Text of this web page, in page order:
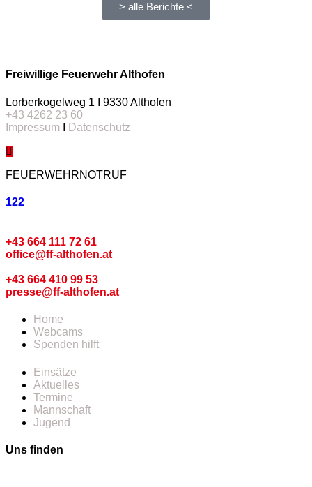
> alle Berichte <
Freiwillige Feuerwehr Althofen
Lorberkogelweg 1 I 9330 Althofen
+43 4262 23 60
Impressum
Datenschutz
FEUERWEHRNOTRUF
122
+43 664 111 72 61
office@ff-althofen.at
+43 664 410 99 53
presse@ff-althofen.at
Home
Webcams
Spenden hilft
Einsätze
Aktuelles
Termine
Mannschaft
Jugend
Uns finden